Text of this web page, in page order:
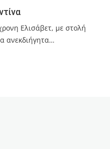
Ελισάβετ, με στολή
ανεκδιήγητα…